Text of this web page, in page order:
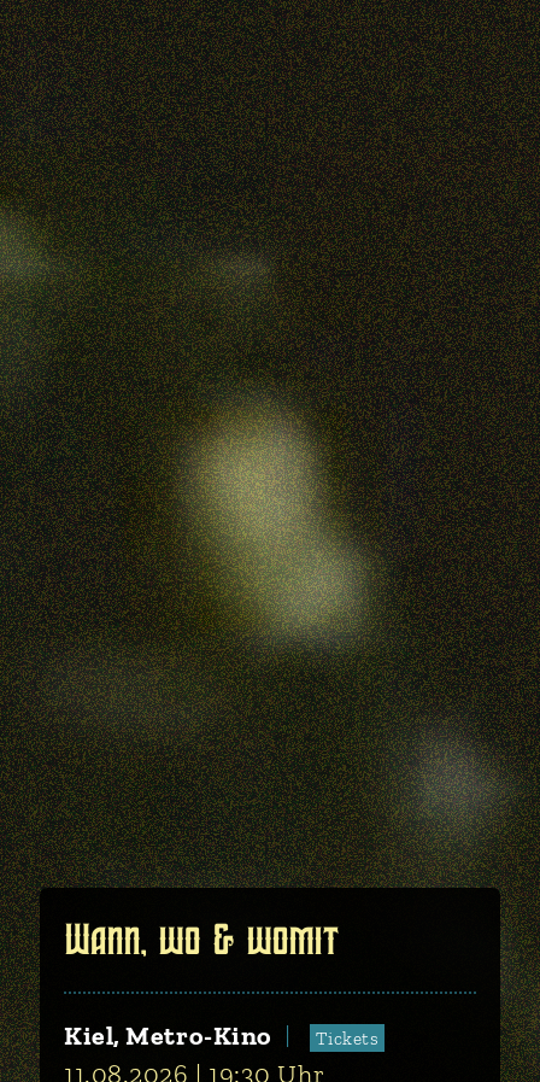
Wann, wo & womit
Kiel, Metro-Kino Tickets
11.08.2026 19:30 Uhr